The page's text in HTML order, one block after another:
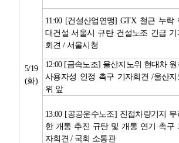
5/19
(화)
11:00 [건설산업연맹] GTX 철근 누락
대건설·서울시 규탄 건설노조 긴급 기
회견 / 서울시청
12:00 [금속노조] 울산지노위 현대차 원
사용자성 인정 촉구 기자회견/울산지
위 앞
13:00 [공공운수노조] 진접차량기지 무
한 개통 추진 규탄 및 개통 연기 촉구
자회견/ 국회 소통관